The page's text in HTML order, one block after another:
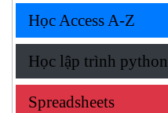
Học Access A-Z
Học lập trình python
Spreadsheets